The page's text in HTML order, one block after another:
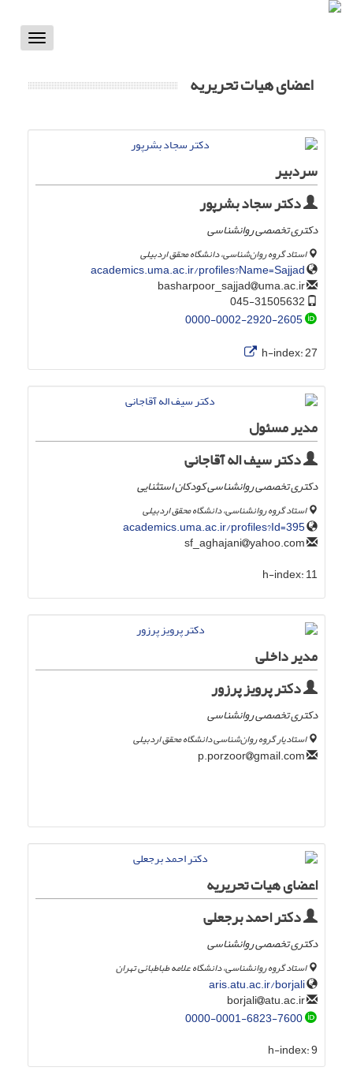
Toggle
اعضای هیات تحریریه
سردبیر
دکتر سجاد بشرپور
دکتری تخصصی روانشناسی
استاد گروه روان‌شناسی، دانشگاه محقق اردبیلی
academics.uma.ac.ir/profiles?Name=Sajjad
uma.ac.ir
0000-0002-2920-2605
h-index:27
مدیر مسئول
دکتر سیف اله آقاجانی
دکتری تخصصی روانشناسی کودکان استثنایی
استاد گروه روانشناسی، دانشگاه محقق اردبیلی
academics.uma.ac.ir/profiles?Id=395
yahoo.com
h-index:11
مدیر داخلی
دکتر پرویز پرزور
دکتری تخصصی روانشناسی
استادیار گروه روان‌شناسی دانشگاه محقق اردبیلی
gmail.com
اعضای هیات تحریریه
دکتر احمد برجعلی
دکتری تخصصی روانشناسی
استاد گروه روانشناسی، دانشگاه علامه طباطبائی تهران
aris.atu.ac.ir/borjali
atu.ac.ir
0000-0001-6823-7600
h-index:9